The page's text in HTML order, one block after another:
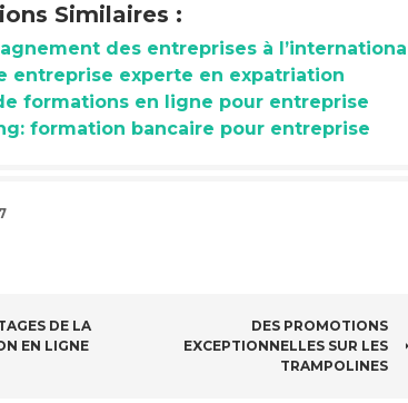
Similaires :
des entreprises à
entreprise experte en expatriation
formations en ligne pour entreprise
formation bancaire pour entreprise
DE LA
EN LIGNE
DES PROMOTIONS
EXCEPTIONNELLES SUR LES
TRAMPOLINES